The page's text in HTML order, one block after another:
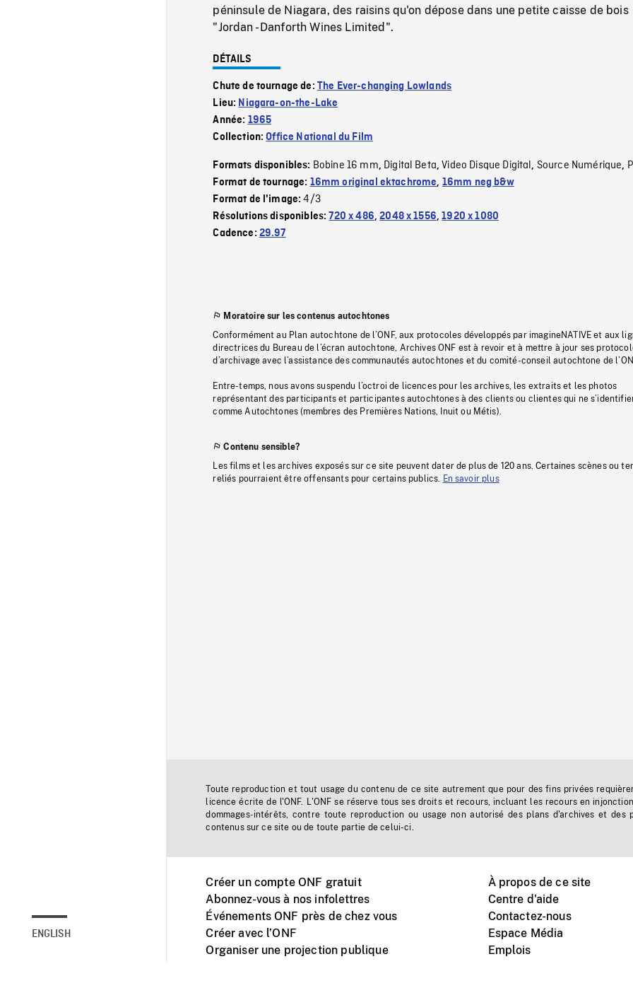
ENGLISH
péninsule de Niagara, des raisins qu'on dépose dans une petite caisse de bois
"Jordan - Danforth Wines Limited".
DÉTAILS
Chute de tournage de: The Ever-changing Lowlands
Lieu: Niagara-on-the-Lake
Année: 1965
Collection:Office National du Film
Formats disponibles: Bobine 16 mm, Digital Beta,Video Disque Digital, Source Numérique,
Format de tournage: 16mm original ektachrome, 16mm neg b&w
Format de l'image:4/3
Résolutions disponibles:720 x 486,2048 x 1556,1920 x 1080
Cadence: 29.97
Moratoire sur les contenus autochtones
Conformément au Plan autochtone de l’ONF, aux protocoles développés par imagineNATIVE et aux
directrices du Bureau de l’écran autochtone, Archives ONF est à revoir et à mettre à jour ses
d’archivage avec l’assistance des communautés autochtones et du comité-conseil autochtone de
Entre-temps, nous avons suspendu l’octroi de licences pour les archives, les extraits et les photos
représentant des participants et participantes autochtones à des clients ou clientes qui ne
comme Autochtones (membres des Premières Nations, Inuit ou Métis).
Contenu sensible?
Les films et les archives exposés sur ce site peuvent dater de plus de 120 ans. Certaines scènes ou
reliés pourraient être offensants pour certains publics.
En savoir plus
Toute reproduction et tout usage du contenu de ce site autrement que pour des fins privées
licence écrite de l'ONF. L'ONF se réserve tous ses droits et recours, incluant les recours en
dommages-intérêts, contre toute reproduction ou usage non autorisé des plans d'archives et des
contenus sur ce site ou de toute partie de celui-ci.
Créer un compte ONF gratuit
Abonnez-vous à nos infolettres
Événements ONF près de chez vous
Créer avec l’ONF
Organiser une projection publique
À propos de ce site
Centre d'aide
Contactez-nous
Espace Média
Emplois